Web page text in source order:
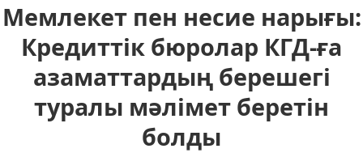
Мемлекет пен несие нарығы:
Кредиттік бюролар КГД-ға
азаматтардың берешегі
туралы мәлімет беретін
болды